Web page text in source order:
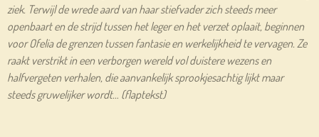
ziek. Terwijl de wrede aard van haar stiefvader zich steeds meer
openbaart en de strijd tussen het leger en het verzet oplaait, beginnen
voor Ofelia de grenzen tussen fantasie en werkelijkheid te vervagen. Ze
raakt verstrikt in een verborgen wereld vol duistere wezens en
halfvergeten verhalen, die aanvankelijk sprookjesachtig lijkt maar
steeds gruwelijker wordt… (flaptekst)